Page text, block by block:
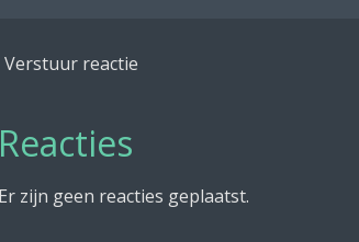
Verstuur reactie
Reacties
Er zijn geen reacties geplaatst.